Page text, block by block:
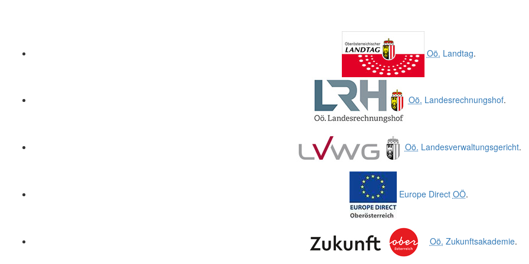
Oö. Landtag.
Oö. Landesrechnungshof.
Oö. Landesverwaltungsgericht.
Europe Direct OÖ.
Oö. Zukunftsakademie.